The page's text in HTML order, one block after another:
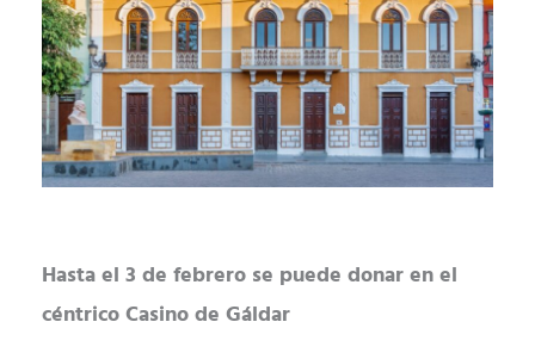
Hasta el 3 de febrero se puede donar en el
céntrico Casino de Gáldar